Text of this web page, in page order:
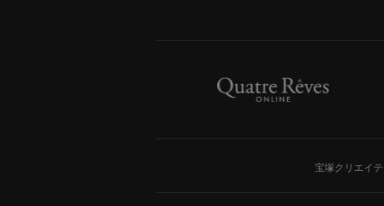
宝塚クリエイ